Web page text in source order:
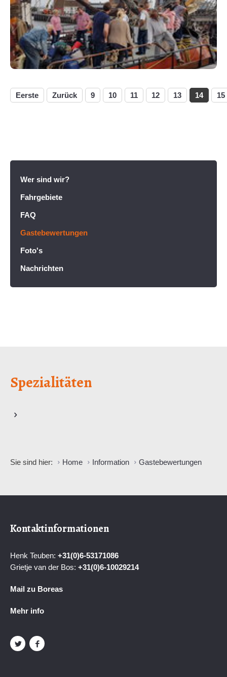
Eerste Zurück 9 10 11 12 13 14 15
Wer sind wir?
Fahrgebiete
FAQ
Gastebewertungen
Foto's
Nachrichten
Spezialitäten
Sie sind hier: Home Information Gastebewertungen
Kontaktinformationen
Henk Teuben: +31(0)6-53171086
Grietje van der Bos: +31(0)6-10029214
Mail zu Boreas
Mehr info